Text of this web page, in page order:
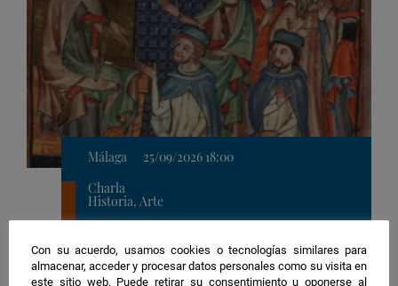
Málaga
25/09/2026 18:00
Charla
Historia, Arte
de
la
2. Rectorado de la Universidad de Málaga
Divulgatón | Consentir el impuesto,
Con su acuerdo, usamos cookies o tecnologías similares para
almacenar, acceder y procesar datos personales como su visita en
este sitio web. Puede retirar su consentimiento u oponerse al